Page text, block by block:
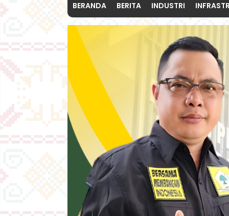
BERANDA BERITA INDUSTRI